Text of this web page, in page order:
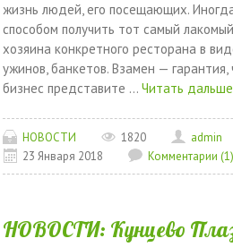
жизнь людей, его посещающих.
способом получить тот самый
хозяина конкретного ресторана в
ужинов, банкетов. Взамен —
бизнес представите ... Читать
НОВОСТИ 1820
admin
23 Января 2018
Комментарии (1)
НОВОСТИ: Кунцево